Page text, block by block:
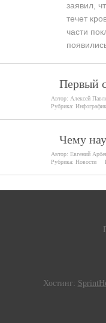
заявил,
течет
части
Первый
Автор: Алексей
Рубрика:
Чему
Автор: Евгений
Рубрика: Новости
Хостинг: